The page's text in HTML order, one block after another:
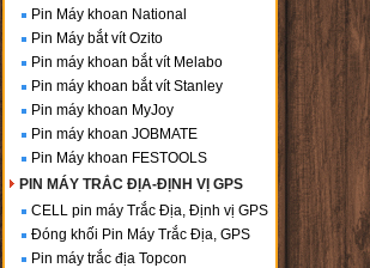
Pin Máy khoan National
Pin Máy bắt vít Ozito
Pin máy khoan bắt vít Melabo
Pin máy khoan bắt vít Stanley
Pin máy khoan MyJoy
Pin máy khoan JOBMATE
Pin Máy khoan FESTOOLS
PIN MÁY TRẮC ĐỊA-ĐỊNH VỊ GPS
CELL pin máy Trắc Địa, Định vị GPS
Đóng khối Pin Máy Trắc Địa, GPS
Pin máy trắc địa Topcon